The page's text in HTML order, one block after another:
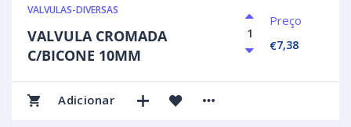
VALVULAS-DIVERSAS
VALVULA CROMADA
C/BICONE 10MM
Preço
€7,38
Adicionar